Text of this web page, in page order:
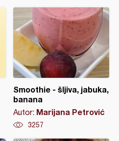
Smoothie - šljiva, jabuka,
banana
Autor: Marijana Petrović
3257